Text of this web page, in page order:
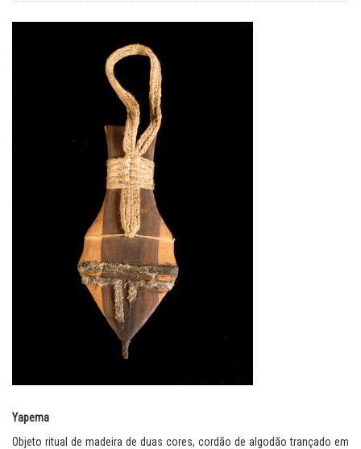
Yapema
Objeto ritual de madeira de duas cores, cordão de algodão trançado em